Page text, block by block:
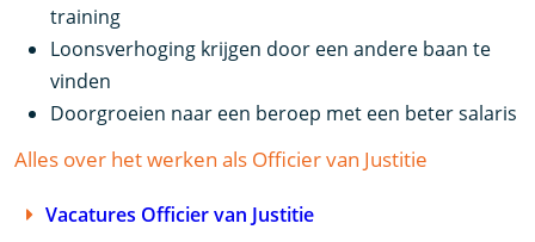
training
Loonsverhoging krijgen door een andere baan te
vinden
Doorgroeien naar een beroep met een beter salaris
Alles over het werken als Officier van Justitie
Vacatures Officier van Justitie